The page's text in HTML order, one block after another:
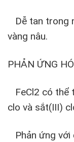
Dễ tan trong
vàng nâu.
PHẢN ỨNG
FeCl2 có thể
clo và sắt(III)
Phản ứng với